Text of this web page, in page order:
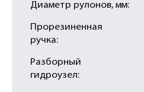
Диаметр рулонов, мм:
Прорезиненная
ручка:
Разборный
гидроузел: